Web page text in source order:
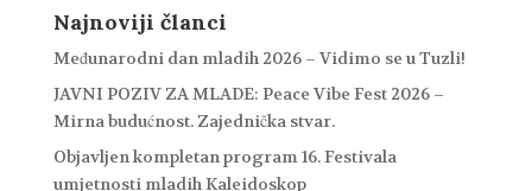
Najnoviji članci
Međunarodni dan mladih 2026 – Vidimo se u Tuzli!
JAVNI POZIV ZA MLADE: Peace Vibe Fest 2026 –
Mirna budućnost. Zajednička stvar.
Objavljen kompletan program 16. Festivala
umjetnosti mladih Kaleidoskop